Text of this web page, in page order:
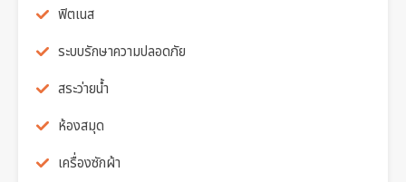
ฟิตเนส
ระบบรักษาความปลอดภัย
สระว่ายน้ำ
ห้องสมุด
เครื่องซักผ้า